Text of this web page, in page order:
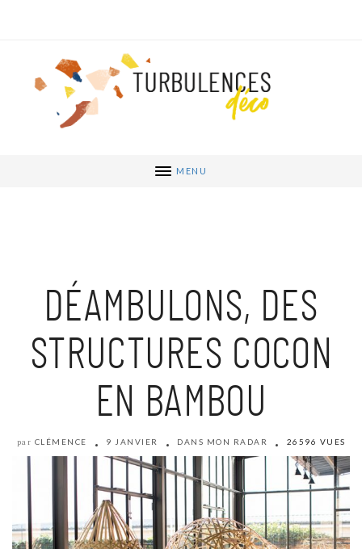
MENU
DÉAMBULONS, DES
STRUCTURES COCON
EN BAMBOU
par CLÉMENCE 9 JANVIER DANS MON RADAR 26596 VUES